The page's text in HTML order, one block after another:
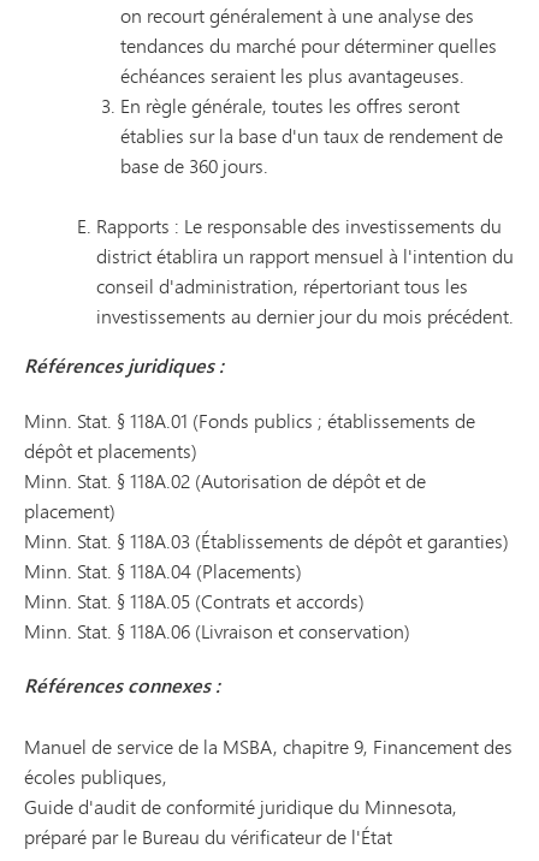
on recourt généralement à une analyse des
tendances du marché pour déterminer quelles
échéances seraient les plus avantageuses.
En règle générale, toutes les offres seront
établies sur la base d'un taux de rendement de
base de 360 jours.
Rapports : Le responsable des investissements du
district établira un rapport mensuel à l'intention du
conseil d'administration, répertoriant tous les
investissements au dernier jour du mois précédent.
Références juridiques :
Minn. Stat. § 118A.01 (Fonds publics ; établissements de
dépôt et placements)
Minn. Stat. § 118A.02 (Autorisation de dépôt et de
placement)
Minn. Stat. § 118A.03 (Établissements de dépôt et garanties)
Minn. Stat. § 118A.04 (Placements)
Minn. Stat. § 118A.05 (Contrats et accords)
Minn. Stat. § 118A.06 (Livraison et conservation)
Références connexes :
Manuel de service de la MSBA, chapitre 9, Financement des
écoles publiques,
Guide d'audit de conformité juridique du Minnesota,
préparé par le Bureau du vérificateur de l'État